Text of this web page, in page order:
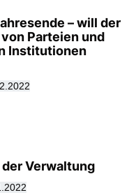
– will der
Parteien und
Institutionen
Verwaltung